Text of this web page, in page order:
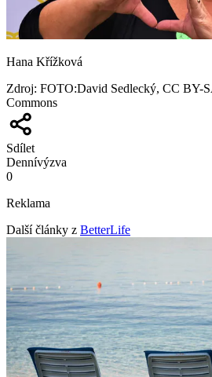
Hana Křížková
Zdroj: FOTO:David Sedlecký, CC BY-
Commons
Sdílet
Dennívýzva
0
Reklama
Další články z BetterLife